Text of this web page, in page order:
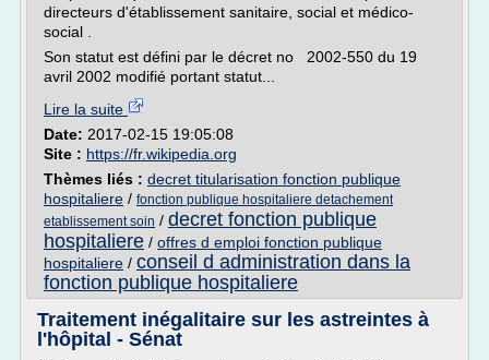
directeurs d'établissement sanitaire, social et médico-
social .
Son statut est défini par le décret no 2002-550 du 19
avril 2002 modifié portant statut...
Lire la suite
Date: 2017-02-15 19:05:08
Site : https://fr.wikipedia.org
Thèmes liés : decret titularisation fonction publique
hospitaliere / fonction publique hospitaliere detachement
etablissement soin / decret fonction publique
hospitaliere / offres d emploi fonction publique
hospitaliere / conseil d administration dans la
fonction publique hospitaliere
Traitement inégalitaire sur les astreintes à
l'hôpital - Sénat